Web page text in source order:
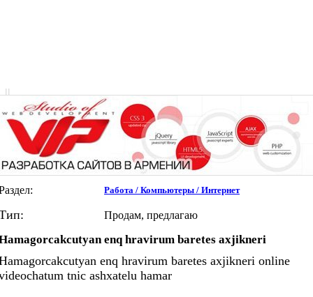
Работа / Компьютеры / Интернет
Продам, предлагаю
enq hravirum baretes axjikneri
enq hravirum baretes axjikneri online
tnic ashxatelu hamar